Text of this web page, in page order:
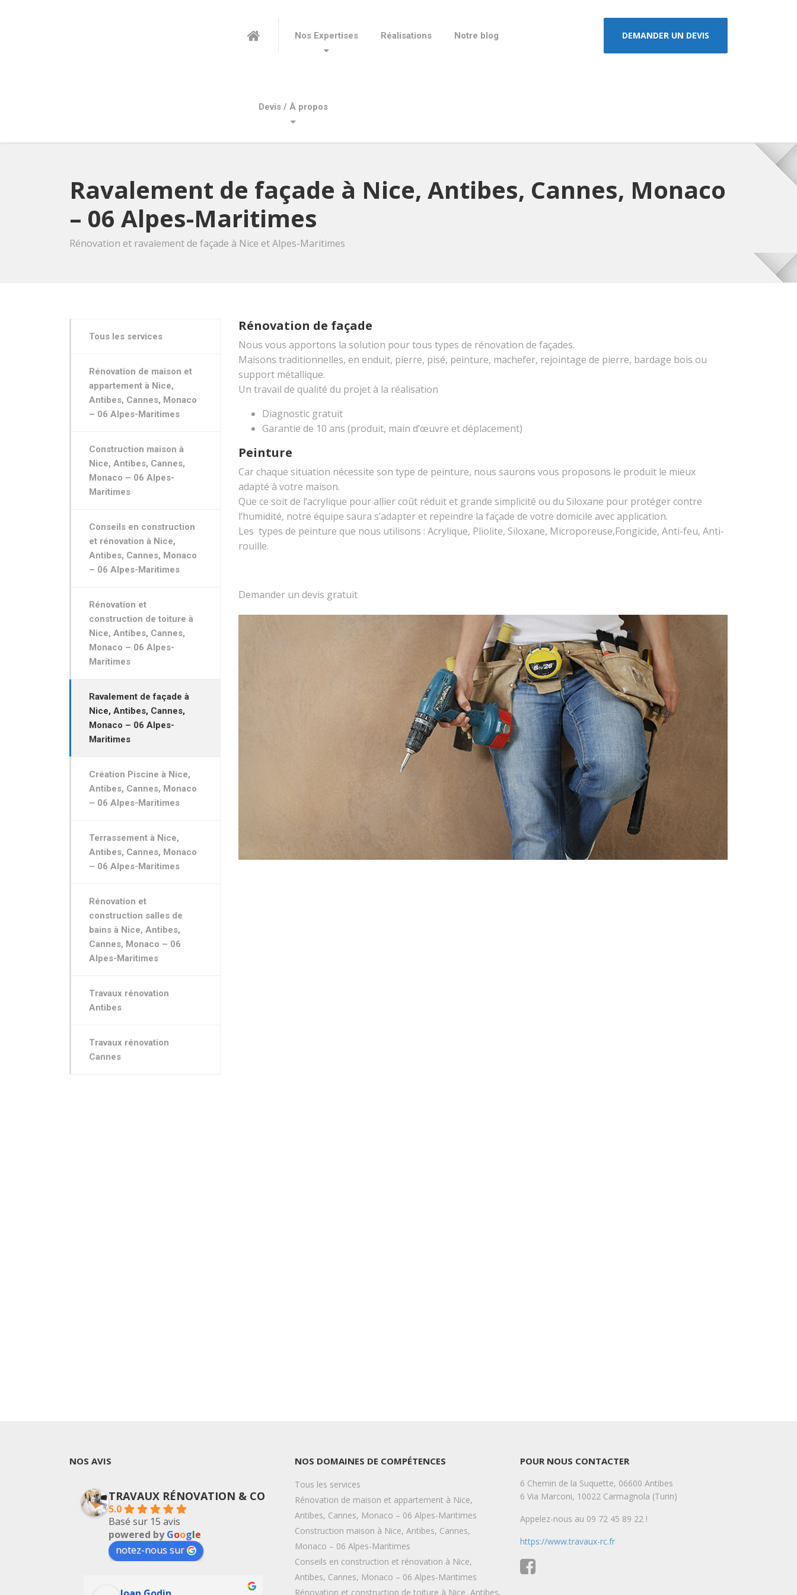
Nos Expertises Réalisations Notre blog
Devis / À propos
DEMANDER UN DEVIS
Ravalement de façade à Nice, Antibes, Cannes, Monaco
– 06 Alpes-Maritimes
Rénovation et ravalement de façade à Nice et Alpes-Maritimes
Rénovation de façade
Nous vous apportons la solution pour tous types de rénovation de façades.
Maisons traditionnelles, en enduit, pierre, pisé, peinture, machefer, rejointage de pierre, bardage bois ou
support métallique.
Un travail de qualité du projet à la réalisation
Diagnostic gratuit
Garantie de 10 ans (produit, main d’œuvre et déplacement)
Peinture
Car chaque situation nécessite son type de peinture, nous saurons vous proposons le produit le mieux
adapté à votre maison.
Que ce soit de l’acrylique pour allier coût réduit et grande simplicité ou du Siloxane pour protéger contre
l’humidité, notre équipe saura s’adapter et repeindre la façade de votre domicile avec application.
Les types de peinture que nous utilisons : Acrylique, Pliolite, Siloxane, Microporeuse,Fongicide, Anti-feu, Anti-
rouille.
Demander un devis gratuit
Tous les services
Rénovation de maison et
appartement à Nice,
Antibes, Cannes, Monaco
– 06 Alpes-Maritimes
Construction maison à
Nice, Antibes, Cannes,
Monaco – 06 Alpes-
Maritimes
Conseils en construction
et rénovation à Nice,
Antibes, Cannes, Monaco
– 06 Alpes-Maritimes
Rénovation et
construction de toiture à
Nice, Antibes, Cannes,
Monaco – 06 Alpes-
Maritimes
Ravalement de façade à
Nice, Antibes, Cannes,
Monaco – 06 Alpes-
Maritimes
Création Piscine à Nice,
Antibes, Cannes, Monaco
– 06 Alpes-Maritimes
Terrassement à Nice,
Antibes, Cannes, Monaco
– 06 Alpes-Maritimes
Rénovation et
construction salles de
bains à Nice, Antibes,
Cannes, Monaco – 06
Alpes-Maritimes
Travaux rénovation
Antibes
Travaux rénovation
Cannes
NOS AVIS
TRAVAUX RÉNOVATION & CO
5.0
Basé sur 15 avis
powered byGoogle
notez-nous sur
NOS DOMAINES DE COMPÉTENCES
Tous les services
Rénovation de maison et appartement à Nice,
Antibes, Cannes, Monaco – 06 Alpes-Maritimes
Construction maison à Nice, Antibes, Cannes,
Monaco – 06 Alpes-Maritimes
Conseils en construction et rénovation à Nice,
Antibes, Cannes, Monaco – 06 Alpes-Maritimes
Rénovation et construction de toiture à Nice, Antibes,
POUR NOUS CONTACTER
6 Chemin de la Suquette, 06600 Antibes
6 Via Marconi, 10022 Carmagnola (Turin)
Appelez-nous au 09 72 45 89 22 !
https://www.travaux-rc.fr